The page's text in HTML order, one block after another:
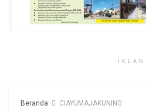
IKLAN
Beranda CIAYUMAJAKUNING